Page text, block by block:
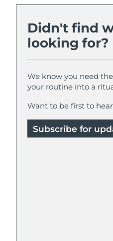
Didn't find
looking for?
We know you need
your routine into a
Want to be first to
Subscribe for